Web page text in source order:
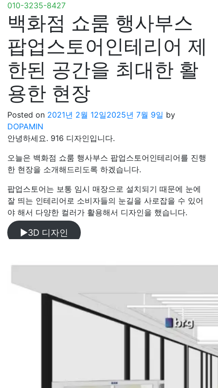
010-3235-8427
백화점 쇼룸 행사부스
팝업스토어인테리어 제
한된 공간을 최대한 활
용한 현장
Posted on 2021년 2월 12일2025년 7월 9일 by
DOPAMIN
안녕하세요. 916 디자인입니다.
오늘은 백화점 쇼룸 행사부스 팝업스토어인테리어를 진행
한 현장을 소개해드리도록 하겠습니다.
팝업스토어는 보통 임시 매장으로 설치되기 때문에 눈에
잘 띄는 인테리어로 소비자들의 눈길을 사로잡을 수 있어
야 해서 다양한 컬러가 활용해서 디자인을 했습니다.
▶3D 디자인